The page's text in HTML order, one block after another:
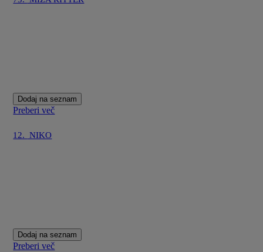
Dodaj na seznam
Preberi več
12. NIKO
Dodaj na seznam
Preberi več